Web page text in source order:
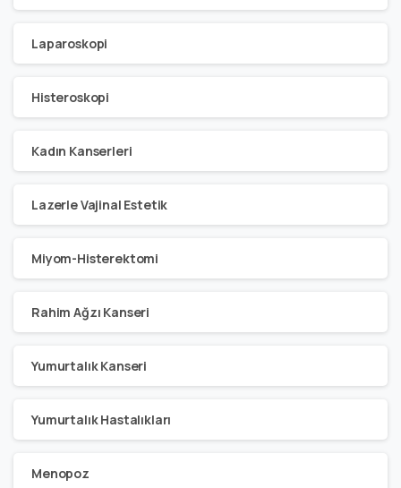
Laparoskopi
Histeroskopi
Kadın Kanserleri
Lazerle Vajinal Estetik
Miyom-Histerektomi
Rahim Ağzı Kanseri
Yumurtalık Kanseri
Yumurtalık Hastalıkları
Menopoz